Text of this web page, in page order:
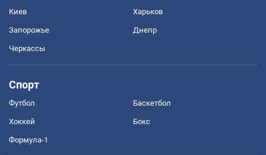
Киев Харьков
Запорожье Днепр
Черкассы
Спорт
Футбол Баскетбол
Хоккей Бокс
Формула-1